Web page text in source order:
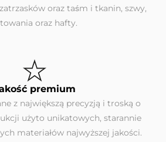
oraz taśm i tkanin, szwy,
oraz hafty.
premium
z największą precyzją i troską o
użyto unikatowych, starannie
materiałów najwyższej jakości.